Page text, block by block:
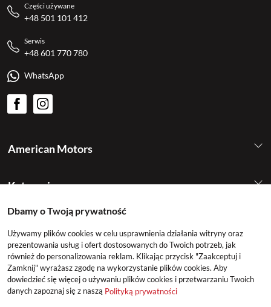
American Motors
Kategorie
Części używane
+48 501 101 412
Serwis
+48 601 770 780
WhatsApp
Dbamy o Twoją prywatność
Używamy plików cookies w celu usprawnienia działania witryny oraz
prezentowania usług i ofert dostosowanych do Twoich potrzeb, jak
również do personalizowania reklam. Klikając przycisk "Zaakceptuj i
Zamknij" wyrażasz zgodę na wykorzystanie plików cookies. Aby
dowiedzieć się więcej o używaniu plików cookies i przetwarzaniu Twoich
danych zapoznaj się z naszą Polityką prywatności